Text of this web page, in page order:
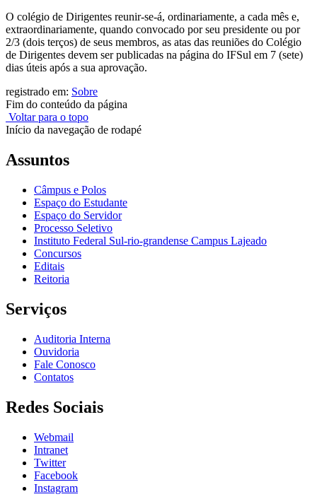
O colégio de Dirigentes reunir-se-á, ordinariamente, a cada mês e,
extraordinariamente, quando convocado por seu presidente ou por
2/3 (dois terços) de seus membros, as atas das reuniões do Colégio
de Dirigentes devem ser publicadas na página do IFSul em 7 (sete)
dias úteis após a sua aprovação.
registrado em: Sobre
Fim do conteúdo da página
Voltar para o topo
Início da navegação de rodapé
Assuntos
Câmpus e Polos
Espaço do Estudante
Espaço do Servidor
Processo Seletivo
Instituto Federal Sul-rio-grandense Campus Lajeado
Concursos
Editais
Reitoria
Serviços
Auditoria Interna
Ouvidoria
Fale Conosco
Contatos
Redes Sociais
Webmail
Intranet
Twitter
Facebook
Instagram